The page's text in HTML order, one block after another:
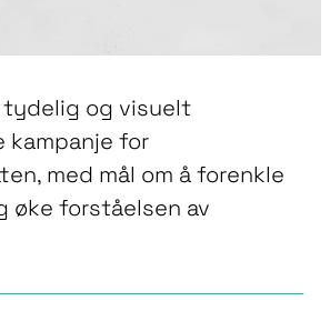
og visuelt
kampanje for
med mål om å forenkle
øke forståelsen av